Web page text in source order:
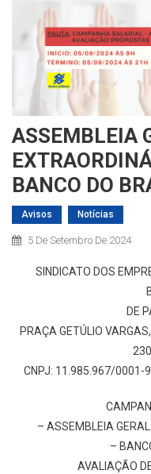
ASSEMBLEIA
BANCO DO
Avisos Notícias
5 De Setembro De 2024
SINDICATO DOS
DE
PRAÇA GETÚLIO
CNPJ: 11.985.967/0001-
– ASSEMBLEIA
–
AVALIAÇÃO